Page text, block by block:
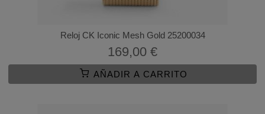
Reloj CK Iconic Mesh Gold 25200034
169,00 €
AÑADIR A CARRITO